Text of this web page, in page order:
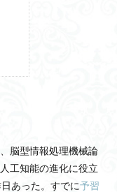
脳型情報処理機械論
工知能の進化に役立
あった。すでに予習